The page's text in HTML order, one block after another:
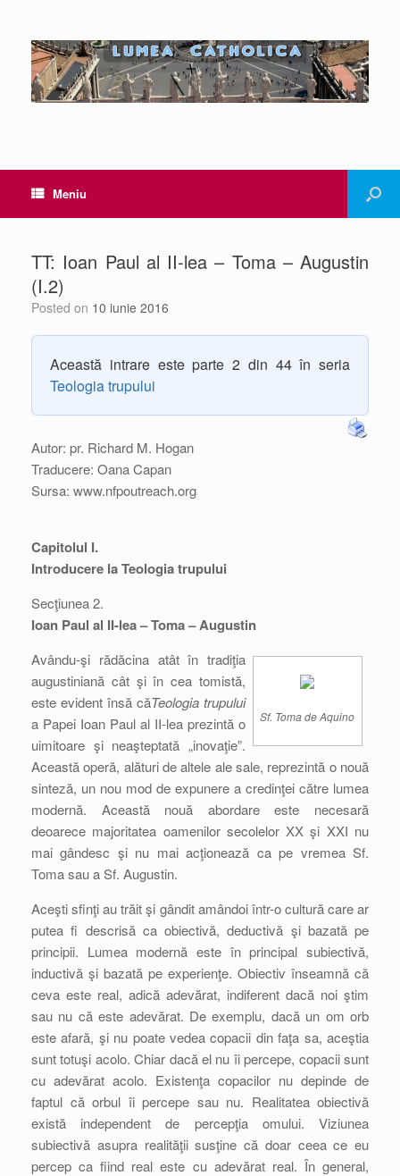
Meniu
TT: Ioan Paul al II-lea – Toma – Augustin
(I.2)
Posted on 10 iunie 2016
Această intrare este parte 2 din 44 în seria
Teologia trupului
Autor: pr. Richard M. Hogan
Traducere: Oana Capan
Sursa: www.nfpoutreach.org
Capitolul I.
Introducere la Teologia trupului
Secţiunea 2.
Ioan Paul al II-lea – Toma – Augustin
Sf. Toma de Aquino
Avându-şi rădăcina atât în tradiţia
augustiniană cât şi în cea tomistă,
este evident însă căTeologia trupului
a Papei Ioan Paul al II-lea prezintă o
uimitoare şi neaşteptată „inovaţie”.
Această operă, alături de altele ale sale, reprezintă o nouă
sinteză, un nou mod de expunere a credinţei către lumea
modernă. Această nouă abordare este necesară
deoarece majoritatea oamenilor secolelor XX şi XXI nu
mai gândesc şi nu mai acţionează ca pe vremea Sf.
Toma sau a Sf. Augustin.
Aceşti sfinţi au trăit şi gândit amândoi într-o cultură care ar
putea fi descrisă ca obiectivă, deductivă şi bazată pe
principii. Lumea modernă este în principal subiectivă,
inductivă şi bazată pe experienţe. Obiectiv înseamnă că
ceva este real, adică adevărat, indiferent dacă noi ştim
sau nu că este adevărat. De exemplu, dacă un om orb
este afară, şi nu poate vedea copacii din faţa sa, aceştia
sunt totuşi acolo. Chiar dacă el nu îi percepe, copacii sunt
cu adevărat acolo. Existenţa copacilor nu depinde de
faptul că orbul îi percepe sau nu. Realitatea obiectivă
există independent de percepţia omului. Viziunea
subiectivă asupra realităţii susţine că doar ceea ce eu
percep ca fiind real este cu adevărat real. În general,